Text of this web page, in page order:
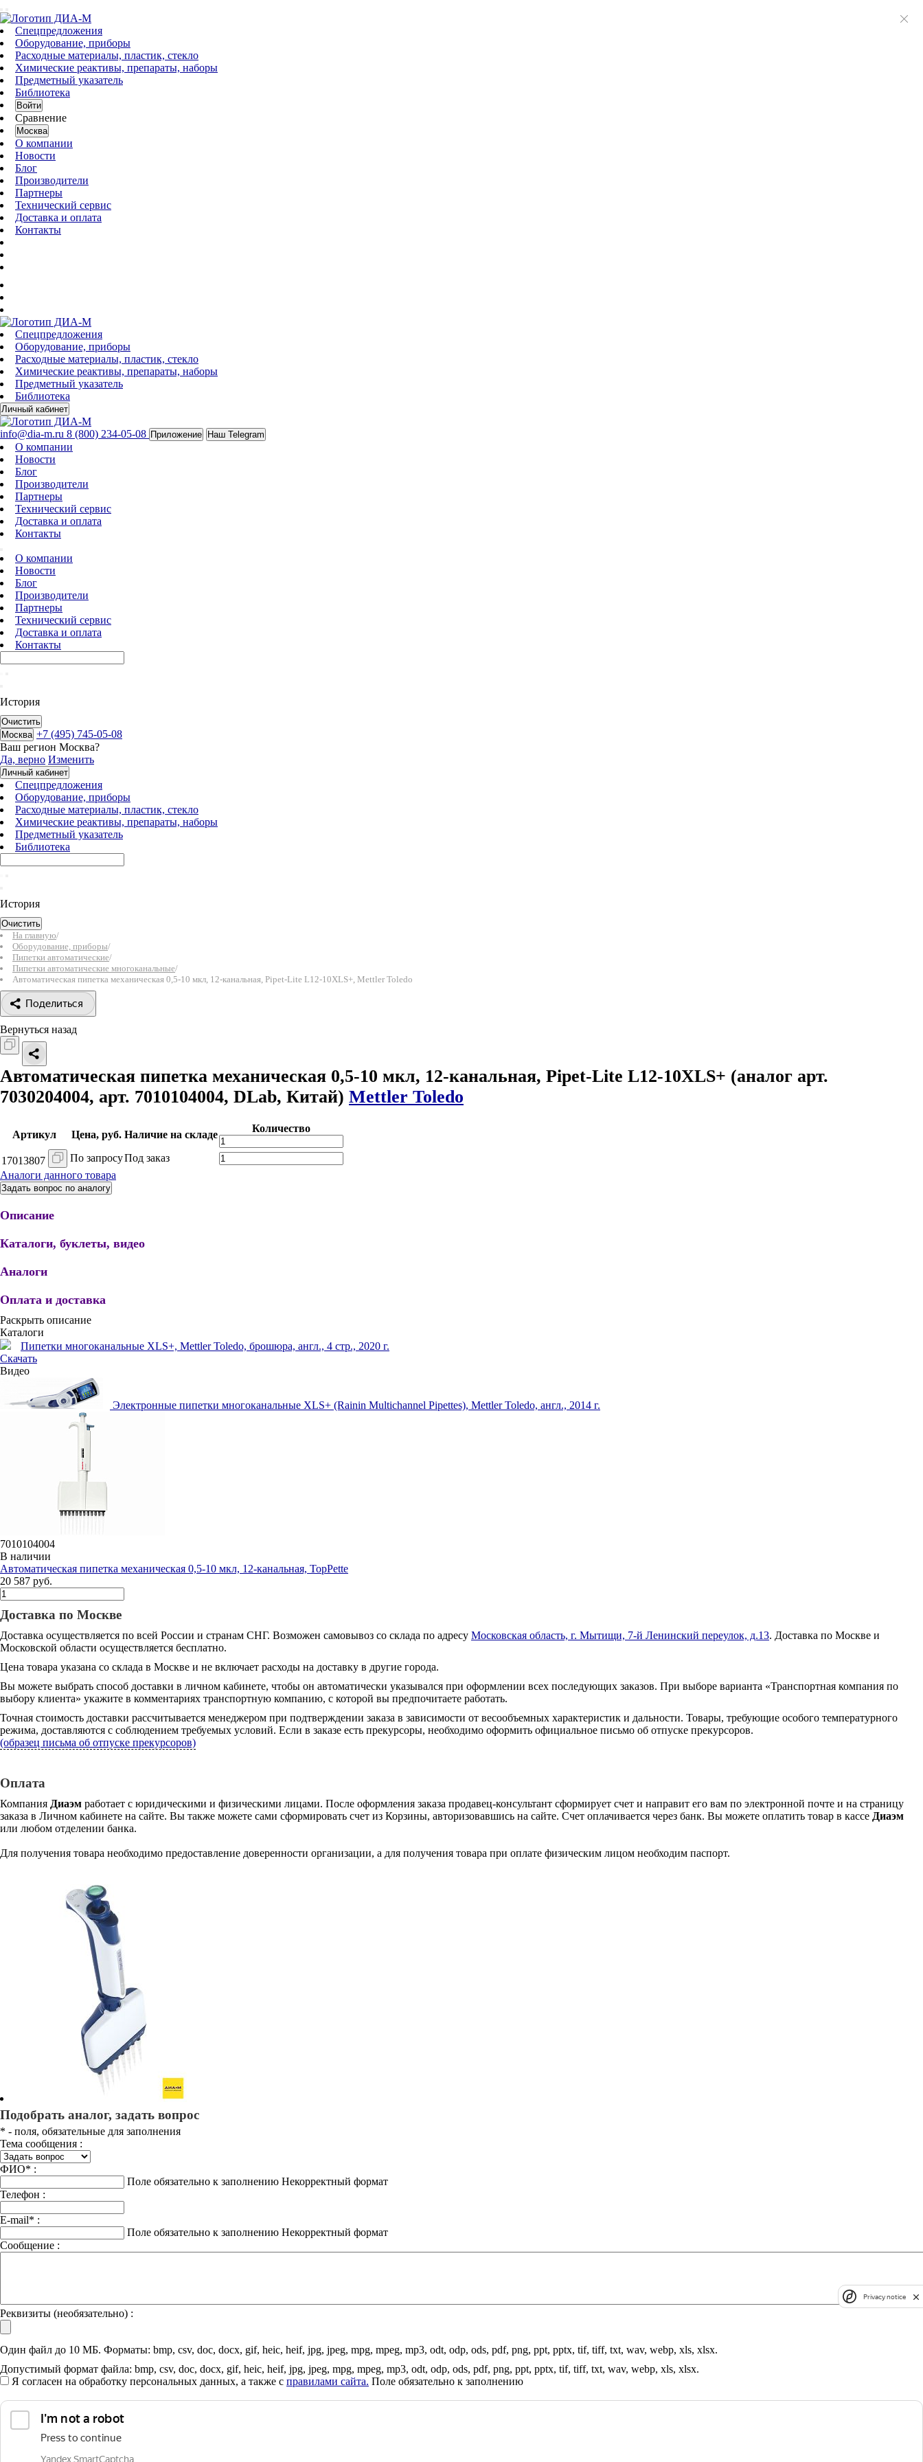
Спецпредложения
Оборудование, приборы
Расходные материалы, пластик, стекло
Химические реактивы, препараты, наборы
Предметный указатель
Библиотека
Войти
Сравнение
Москва
О компании
Новости
Блог
Производители
Партнеры
Технический сервис
Доставка и оплата
Контакты
Спецпредложения
Оборудование, приборы
Расходные материалы, пластик, стекло
Химические реактивы, препараты, наборы
Предметный указатель
Библиотека
Личный кабинет
info@dia-m.ru 8 (800) 234-05-08 Приложение Наш Telegram
О компании
Новости
Блог
Производители
Партнеры
Технический сервис
Доставка и оплата
Контакты
О компании
Новости
Блог
Производители
Партнеры
Технический сервис
Доставка и оплата
Контакты
История
Очистить
Москва +7 (495) 745-05-08
Ваш регион Москва?
Да, верно Изменить
Личный кабинет
Спецпредложения
Оборудование, приборы
Расходные материалы, пластик, стекло
Химические реактивы, препараты, наборы
Предметный указатель
Библиотека
История
Очистить
На главную/
Оборудование, приборы/
Пипетки автоматические/
Пипетки автоматические многоканальные/
Автоматическая пипетка механическая 0,5-10 мкл, 12-канальная, Pipet-Lite L12-10XLS+, Mettler Toledo
Поделиться
Вернуться назад
Автоматическая пипетка механическая 0,5-10 мкл, 12-канальная, Pipet-Lite L12-10XLS+ (аналог арт.
7030204004, арт. 7010104004, DLab, Китай) Mettler Toledo
Артикул Цена, руб. Наличие на складе
Количество
17013807 По запросуПод заказ
Аналоги данного товара
Задать вопрос по аналогу
Описание
Каталоги, буклеты, видео
Аналоги
Оплата и доставка
Раскрыть описание
Каталоги
Пипетки многоканальные XLS+, Mettler Toledo, брошюра, англ., 4 стр., 2020 г.
Скачать
Видео
Электронные пипетки многоканальные XLS+ (Rainin Multichannel Pipettes), Mettler Toledo, англ., 2014 г.
7010104004
В наличии
Автоматическая пипетка механическая 0,5-10 мкл, 12-канальная, TopPette
20 587 руб.
Доставка по Москве
Доставка осуществляется по всей России и странам СНГ. Возможен самовывоз со склада по адресу Московская область, г. Мытищи, 7-й Ленинский переулок, д.13. Доставка по Москве и
Московской области осуществляется бесплатно.
Цена товара указана со склада в Москве и не включает расходы на доставку в другие города.
Вы можете выбрать способ доставки в личном кабинете, чтобы он автоматически указывался при оформлении всех последующих заказов. При выборе варианта «Транспортная компания по
выбору клиента» укажите в комментариях транспортную компанию, с которой вы предпочитаете работать.
Точная стоимость доставки рассчитывается менеджером при подтверждении заказа в зависимости от весообъемных характеристик и дальности. Товары, требующие особого температурного
режима, доставляются с соблюдением требуемых условий. Если в заказе есть прекурсоры, необходимо оформить официальное письмо об отпуске прекурсоров.
(образец письма об отпуске прекурсоров)
Оплата
Компания Диаэм работает с юридическими и физическими лицами. После оформления заказа продавец-консультант сформирует счет и направит его вам по электронной почте и на страницу
заказа в Личном кабинете на сайте. Вы также можете сами сформировать счет из Корзины, авторизовавшись на сайте. Счет оплачивается через банк. Вы можете оплатить товар в кассе Диаэм
или любом отделении банка.
Для получения товара необходимо предоставление доверенности организации, а для получения товара при оплате физическим лицом необходим паспорт.
Подобрать аналог, задать вопрос
* - поля, обязательные для заполнения
Тема сообщения :
ФИО* :
Поле обязательно к заполнению Некорректный формат
Телефон :
E-mail* :
Поле обязательно к заполнению Некорректный формат
Сообщение :
Реквизиты (необязательно) :
Один файл до 10 МБ. Форматы: bmp, csv, doc, docx, gif, heic, heif, jpg, jpeg, mpg, mpeg, mp3, odt, odp, ods, pdf, png, ppt, pptx, tif, tiff, txt, wav, webp, xls, xlsx.
Допустимый формат файла: bmp, csv, doc, docx, gif, heic, heif, jpg, jpeg, mpg, mpeg, mp3, odt, odp, ods, pdf, png, ppt, pptx, tif, tiff, txt, wav, webp, xls, xlsx.
Я согласен на обработку персональных данных, а также с правилами сайта. Поле обязательно к заполнению
Privacy notice